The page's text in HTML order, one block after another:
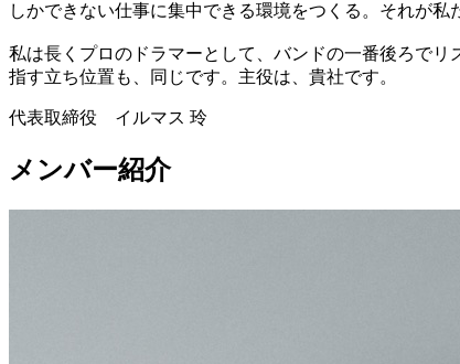
しかできない仕事に集中できる環境をつくる。それが私
私は長くプロのドラマーとして、バンドの一番後ろで
指す立ち位置も、同じです。主役は、貴社です。
代表取締役 イルマス 玲
メンバー紹介